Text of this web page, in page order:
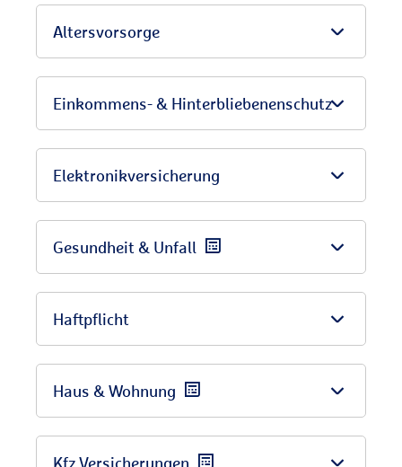
Altersvorsorge
Einkommens- & Hinterbliebenenschutz
Elektronikversicherung
Gesundheit & Unfall
Haftpflicht
Haus & Wohnung
Kfz Versicherungen